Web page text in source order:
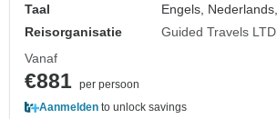
Taal
Engels, Nederlands,
Reisorganisatie
Guided Travels LTD
Vanaf
€881 per persoon
Aanmelden to unlock savings